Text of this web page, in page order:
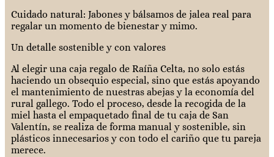
Cuidado natural: Jabones y bálsamos de jalea real para
regalar un momento de bienestar y mimo.
Un detalle sostenible y con valores
Al elegir una caja regalo de Raíña Celta, no solo estás
haciendo un obsequio especial, sino que estás apoyando
el mantenimiento de nuestras abejas y la economía del
rural gallego. Todo el proceso, desde la recogida de la
miel hasta el empaquetado final de tu caja de San
Valentín, se realiza de forma manual y sostenible, sin
plásticos innecesarios y con todo el cariño que tu pareja
merece.